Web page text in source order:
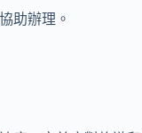
助辦理。